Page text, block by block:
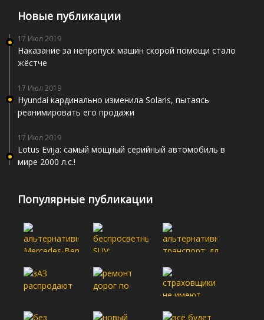
Новые публикации
17 Июл 2019
Наказание за непропуск машин скорой помощи стало
жёстче
17 Июл 2019
Hyundai кардинально изменила Solaris, пытаясь
реанимировать его продажи
17 Июл 2019
Lotus Evija: самый мощный серийный автомобиль в
мире 2000 л.с.!
Популярные публикации